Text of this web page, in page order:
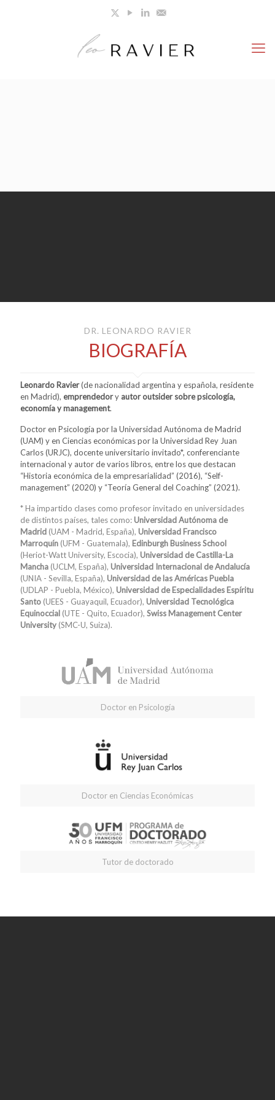
DR. LEONARDO RAVIER
BIOGRAFÍA
Leonardo Ravier(de nacionalidad argentina y española, residente
en Madrid), emprendedory autor outsider sobre psicología,
economía y management.
Doctor en Psicología por la Universidad Autónoma de Madrid
(UAM) y en Ciencias económicas por la Universidad Rey Juan
Carlos (URJC), docente universitario invitado*, conferenciante
internacional y autor de varios libros, entre los que destacan
“Historia económica de la empresarialidad” (2016), “Self-
management” (2020) y “Teoría General del Coaching” (2021).
* Ha impartido clases como profesor invitado en universidades
de distintos países, tales como:Universidad Autónoma de
Madrid (UAM - Madrid, España), Universidad Francisco
Marroquín (UFM - Guatemala), Edinburgh Business School
(Heriot-Watt University, Escocia), Universidad de Castilla-La
Mancha (UCLM, España), Universidad Internacional de Andalucía
(UNIA - Sevilla, España), Universidad de las Américas Puebla
(UDLAP - Puebla, México), Universidad de Especialidades Espíritu
Santo (UEES - Guayaquil, Ecuador), Universidad Tecnológica
Equinoccial (UTE - Quito, Ecuador), Swiss Management Center
University (SMC-U, Suiza).
Doctor en Psicología
Doctor en Ciencias Económicas
Tutor de doctorado